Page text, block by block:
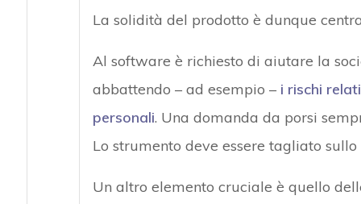
La solidità del prodotto è dunque
Al software è richiesto di aiutare la
abbattendo – ad esempio – i rischi
personali. Una domanda da porsi
Lo strumento deve essere tagliato
Un altro elemento cruciale è quello